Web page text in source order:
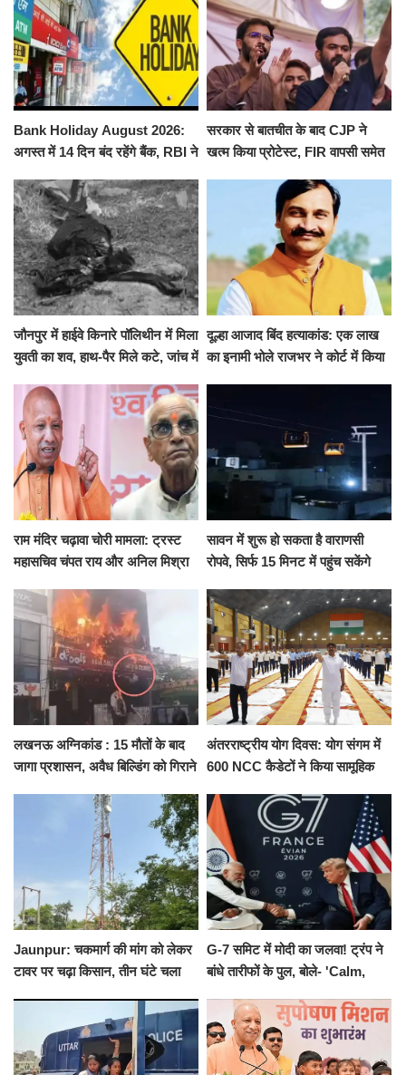
Bank Holiday August 2026:
अगस्त में 14 दिन बंद रहेंगे बैंक, RBI ने
सरकार से बातचीत के बाद CJP ने
खत्म किया प्रोटेस्ट, FIR वापसी समेत
जौनपुर में हाईवे किनारे पॉलिथीन में मिला
युवती का शव, हाथ-पैर मिले कटे, जांच में
दूल्हा आजाद बिंद हत्याकांड: एक लाख
का इनामी भोले राजभर ने कोर्ट में किया
राम मंदिर चढ़ावा चोरी मामला: ट्रस्ट
महासचिव चंपत राय और अनिल मिश्रा
को नहीं...
सावन में शुरू हो सकता है वाराणसी
रोपवे, सिर्फ 15 मिनट में पहुंच सकेंगे
किराया
लखनऊ अग्निकांड : 15 मौतों के बाद
जागा प्रशासन, अवैध बिल्डिंग को गिराने
अंतरराष्ट्रीय योग दिवस: योग संगम में
600 NCC कैडेटों ने किया सामूहिक
संकल्प
Jaunpur: चकमार्ग की मांग को लेकर
टावर पर चढ़ा किसान, तीन घंटे चला
G-7 समिट में मोदी का जलवा! ट्रंप ने
बांधे तारीफों के पुल, बोले- 'Calm,